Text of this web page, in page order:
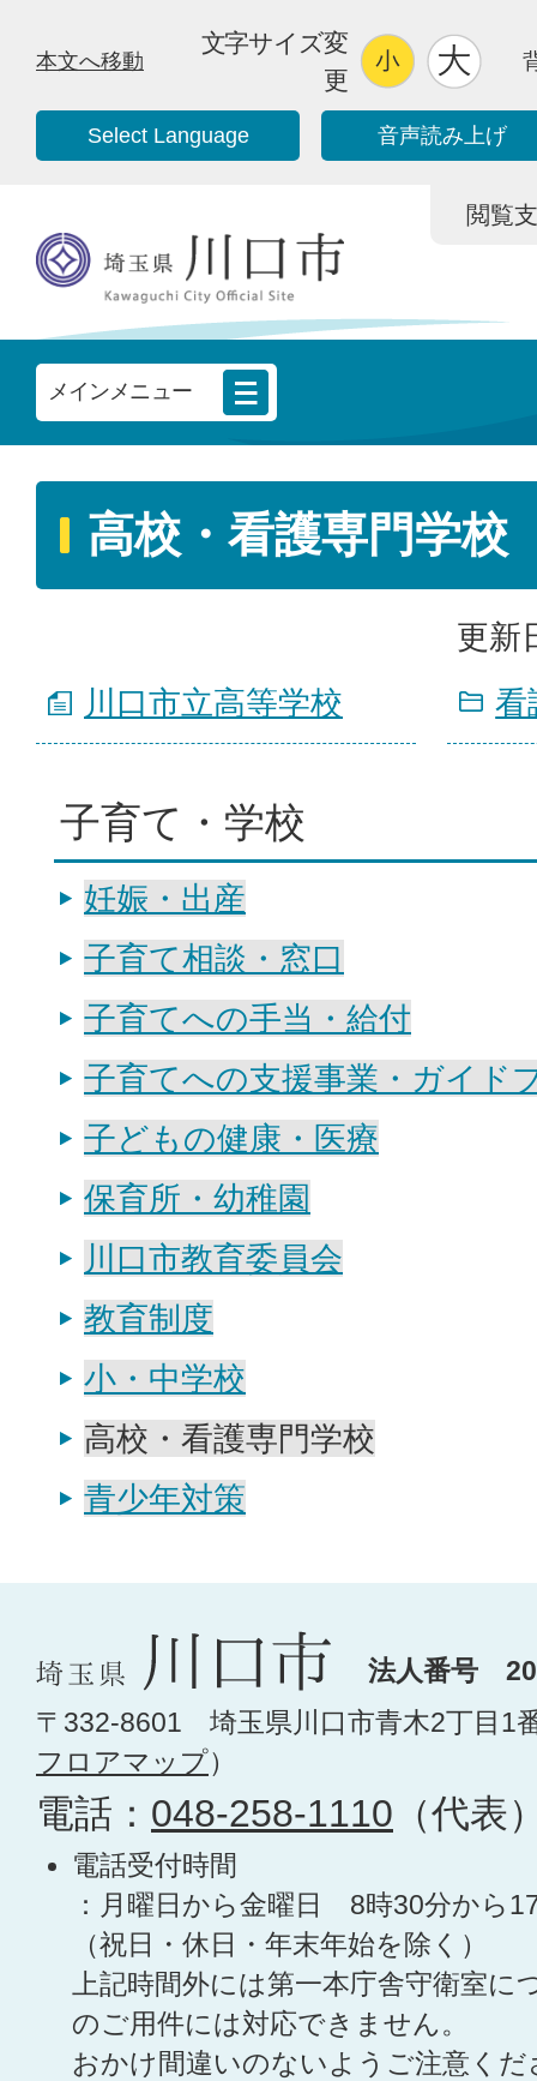
本文へ移動
文字サイズ変
更
Select Language 音声読み上げ
閲覧
メインメニュー
高校・看護専門学校
更新
川口市立高等学校
看
子育て・学校
妊娠・出産
子育て相談・窓口
子育てへの手当・給付
子育てへの支援事業・ガイド
子どもの健康・医療
保育所・幼稚園
川口市教育委員会
教育制度
小・中学校
高校・看護専門学校
青少年対策
法人番号
〒332-8601 埼玉県川口市青木2丁目1
フロアマップ）
電話： 048-258-1110 （代表
電話受付時間
：月曜日から金曜日 8時30分から
（祝日・休日・年末年始を除く）
上記時間外には第一本庁舎守衛室に
のご用件には対応できません。
おかけ間違いのないようご注意くだ